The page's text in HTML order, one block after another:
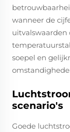
wanneer de
soepel en
scenario's
Goede